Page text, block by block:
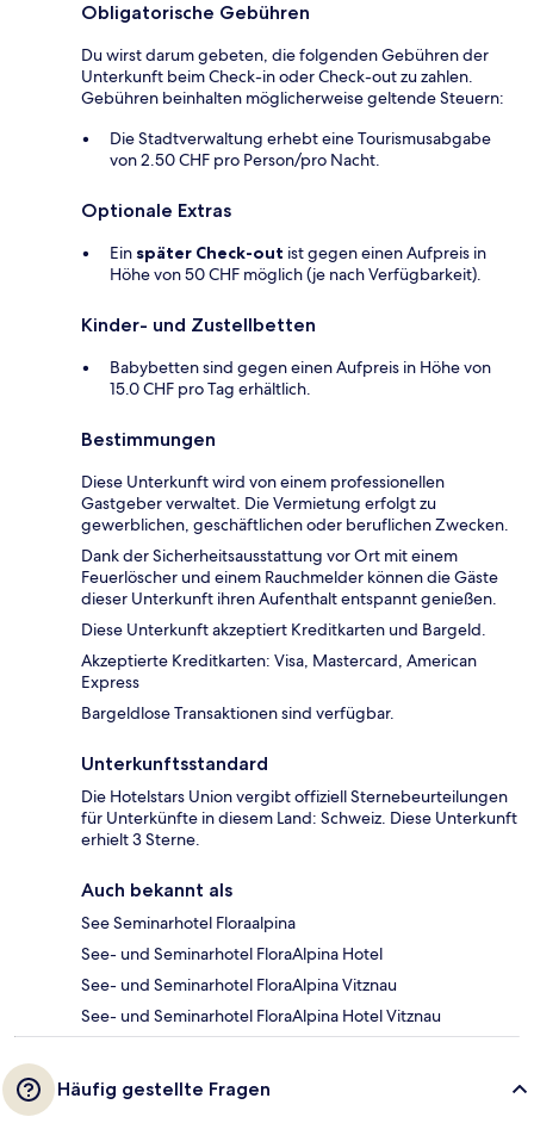
Obligatorische Gebühren
Du wirst darum gebeten, die folgenden Gebühren der
Unterkunft beim Check-in oder Check-out zu zahlen.
Gebühren beinhalten möglicherweise geltende Steuern:
Die Stadtverwaltung erhebt eine Tourismusabgabe
von 2.50 CHF pro Person/pro Nacht.
Optionale Extras
Ein später Check-out ist gegen einen Aufpreis in
Höhe von 50 CHF möglich (je nach Verfügbarkeit).
Kinder- und Zustellbetten
Babybetten sind gegen einen Aufpreis in Höhe von
15.0 CHF pro Tag erhältlich.
Bestimmungen
Diese Unterkunft wird von einem professionellen
Gastgeber verwaltet. Die Vermietung erfolgt zu
gewerblichen, geschäftlichen oder beruflichen Zwecken.
Dank der Sicherheitsausstattung vor Ort mit einem
Feuerlöscher und einem Rauchmelder können die Gäste
dieser Unterkunft ihren Aufenthalt entspannt genießen.
Diese Unterkunft akzeptiert Kreditkarten und Bargeld.
Akzeptierte Kreditkarten: Visa, Mastercard, American
Express
Bargeldlose Transaktionen sind verfügbar.
Unterkunftsstandard
Die Hotelstars Union vergibt offiziell Sternebeurteilungen
für Unterkünfte in diesem Land: Schweiz. Diese Unterkunft
erhielt 3 Sterne.
Auch bekannt als
See Seminarhotel Floraalpina
See- und Seminarhotel FloraAlpina Hotel
See- und Seminarhotel FloraAlpina Vitznau
See- und Seminarhotel FloraAlpina Hotel Vitznau
Häufig gestellte Fragen